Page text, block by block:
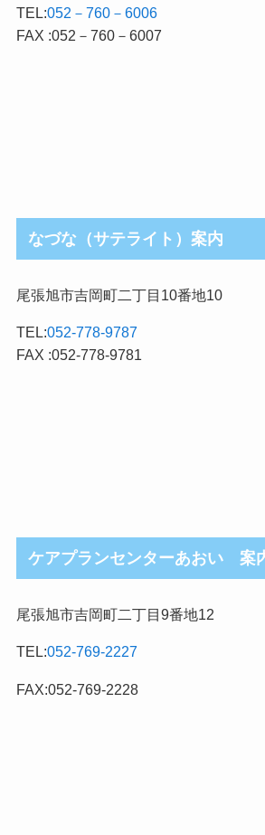
TEL:052－760－6006
FAX :052－760－6007
なづな（サテライト）案内
尾張旭市吉岡町二丁目10番地10
TEL:052-778-9787
FAX :052-778-9781
ケアプランセンターあおい 案
尾張旭市吉岡町二丁目9番地12
TEL:052-769-2227
FAX:052-769-2228